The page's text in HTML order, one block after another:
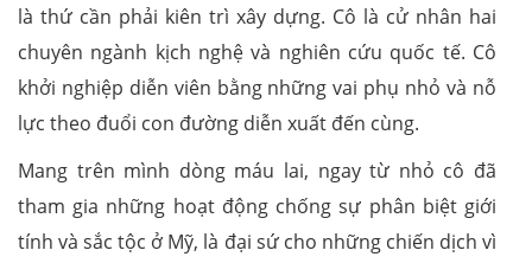
là thứ cần phải kiên trì xây dựng. Cô là cử nhân hai
chuyên ngành kịch nghệ và nghiên cứu quốc tế. Cô
khởi nghiệp diễn viên bằng những vai phụ nhỏ và nỗ
lực theo đuổi con đường diễn xuất đến cùng.
Mang trên mình dòng máu lai, ngay từ nhỏ cô đã
tham gia những hoạt động chống sự phân biệt giới
tính và sắc tộc ở Mỹ, là đại sứ cho những chiến dịch vì